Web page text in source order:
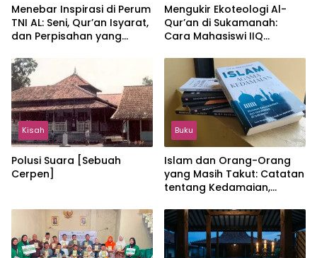
Menebar Inspirasi di Perum
TNI AL: Seni, Qur’an Isyarat,
dan Perpisahan yang
Mengukir Ekoteologi Al-
Qur’an di Sukamanah:
Cara Mahasiswi IIQ
Jonggol
Kisah
Polusi Suara [Sebuah
Cerpen]
Buku
Islam dan Orang-Orang
yang Masih Takut: Catatan
tentang Kedamaian,
dalam Pemikiran Masykuri
Abdillah